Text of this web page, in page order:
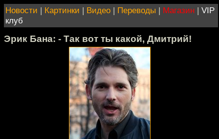
Новости | Картинки | Видео | Переводы | Магазин | VIP
клуб
Эрик Бана: - Так вот ты какой, Дмитрий!